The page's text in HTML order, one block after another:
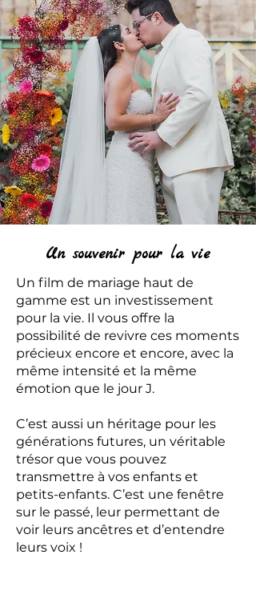
Un souvenir pour la vie
Un film de mariage haut de
gamme est un investissement
pour la vie. Il vous offre la
possibilité de revivre ces moments
précieux encore et encore, avec la
même intensité et la même
émotion que le jour J.
C’est aussi un héritage pour les
générations futures, un véritable
trésor que vous pouvez
transmettre à vos enfants et
petits-enfants. C’est une fenêtre
sur le passé, leur permettant de
voir leurs ancêtres et d’entendre
leurs voix !